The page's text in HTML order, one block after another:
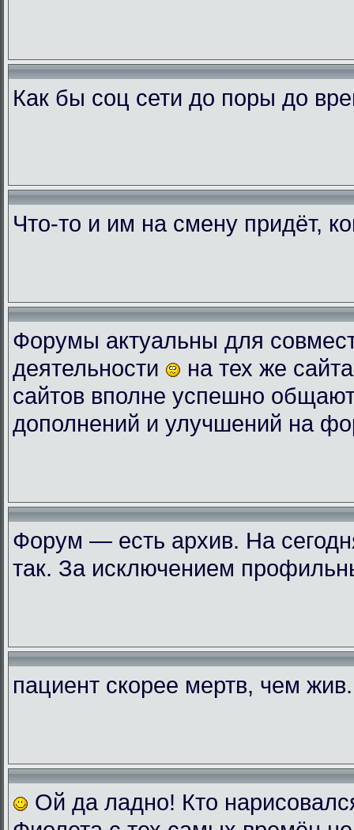
Как бы соц сети до поры до
Что-то и им на смену придёт,
Форумы актуальны для
деятельности
на тех же
сайтов вполне успешно
дополнений и улучшений на
Форум — есть архив. На
так. За исключением
пациент скорее мертв, чем
Ой да ладно! Кто